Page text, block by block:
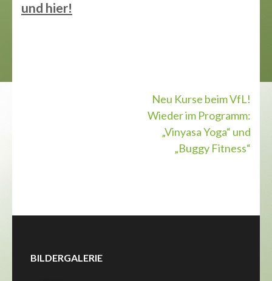
und hier!
BeitragsnavigationNeu Kurse beim VfL!
Wieder im Programm:
„Vinyasa Yoga“ und
„Buggy Fitness“
BILDERGALERIE